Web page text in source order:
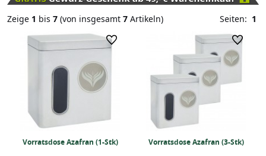
Zeige 1 bis 7 (von insgesamt 7 Artikeln) Seiten: 1
Vorratsdose Azafran (1-Stk) Vorratsdose Azafran (3-Stk)